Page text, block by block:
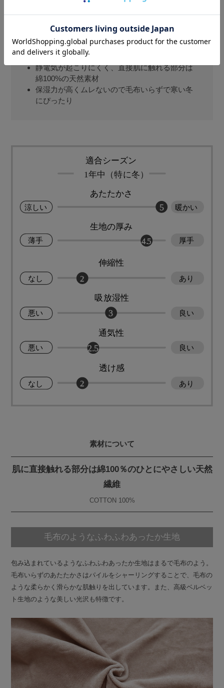
まるで包み込まれたかのようなあたたかさ
冬の生地なのに洗濯後の毛羽落ちが起こりにく
い
静電気が起こりにくく、直接肌に触れる部分は
綿100%の天然素材
保湿力が高くムレないので毛布いらずで寒い冬
にぴったり
素材について
肌に直接触れる部分は綿100％のひとにやさしい天然
繊維
COTTON 100%
毛布のようなふわふわあったか生地
包み込まれているようなふわふわあったか生地はまるで毛布のよう。
毛布いらずのあたたかさはパイルをシャーリングすることで、毛布の
ような柔らかく滑らかな肌触りを出しています。また、高級ベルベッ
ト生地のような美しい光沢も特徴です。